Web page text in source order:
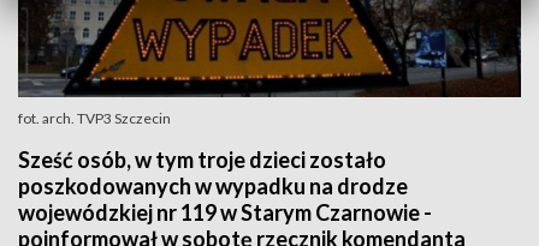
fot. arch. TVP3 Szczecin
Sześć osób, w tym troje dzieci zostało
poszkodowanych w wypadku na drodze
wojewódzkiej nr 119 w Starym Czarnowie -
poinformował w sobotę rzecznik komendanta